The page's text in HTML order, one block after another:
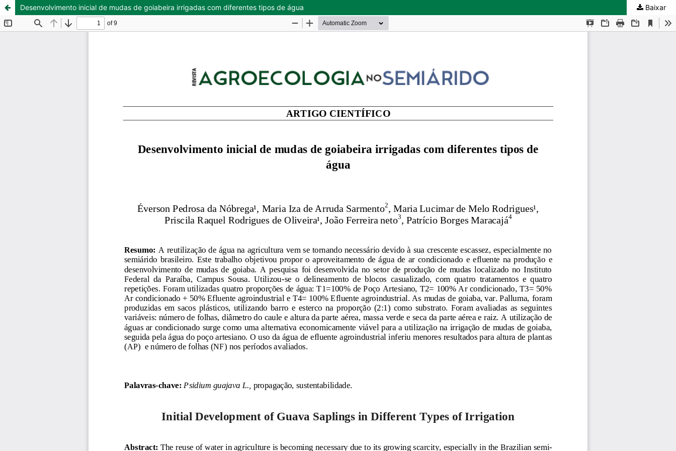
Desenvolvimento inicial de mudas de goiabeira irrigadas com diferentes tipos de água Baixar